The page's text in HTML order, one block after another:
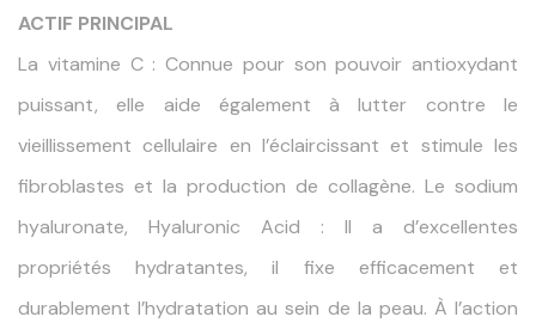
ACTIF PRINCIPAL
La vitamine C : Connue pour son pouvoir antioxydant
puissant, elle aide également à lutter contre le
vieillissement cellulaire en l’éclaircissant et stimule les
fibroblastes et la production de collagène. Le sodium
hyaluronate, Hyaluronic Acid : Il a d’excellentes
propriétés hydratantes, il fixe efficacement et
durablement l’hydratation au sein de la peau. À l’action